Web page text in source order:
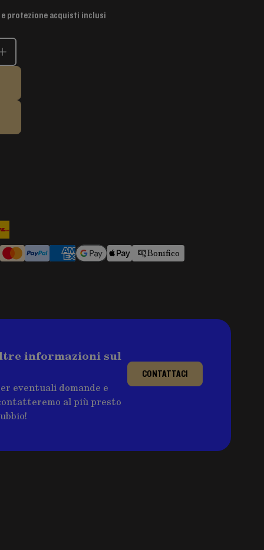
e protezione acquisti inclusi
Bonifico
informazioni sul
eventuali domande e
al più presto
CONTATTACI